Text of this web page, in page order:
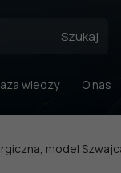
Szukaj
wiedzy O nas
model